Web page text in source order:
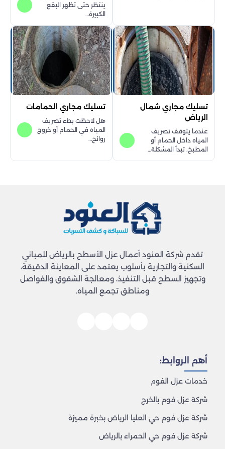
ينتظر حتى تظهر البقع
الكبيرة…
تسليك مجاري شمال
الرياض
عندما يتوقف تصريف
المياه داخل الحمام أو
المطبخ، تبدأ المشكلة…
تسليك مجاري الحمامات
هل لاحظت بطء تصريف
المياه في الحمام أو خروج
روائح…
تقدم شركة العنود أعمال عزل الأسطح بالرياض للمباني
السكنية والتجارية بأسلوب يعتمد على المعاينة الدقيقة،
وتجهيز السطح قبل التنفيذ، ومعالجة الشقوق والفواصل
ومناطق تجمع المياه.
أهم الروابط:
خدمات عزل الفوم
شركة عزل فوم بالخرج
شركة عزل فوم حي العليا الرياض بخبرة مميزة
شركة عزل فوم حي الحمراء بالرياض